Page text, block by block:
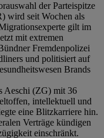
der Parteispitze
wird seit Wochen als
gilt im
mit extremen
Fremdenpolizei
und politisiert auf
Brands
Aeschi (ZG) mit 36
intellektuell und
eine Blitzkarriere hin.
Verträge kündigen
einschränkt.